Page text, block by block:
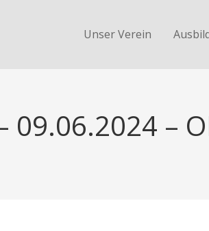
Unser Verein
09.06.2024 –